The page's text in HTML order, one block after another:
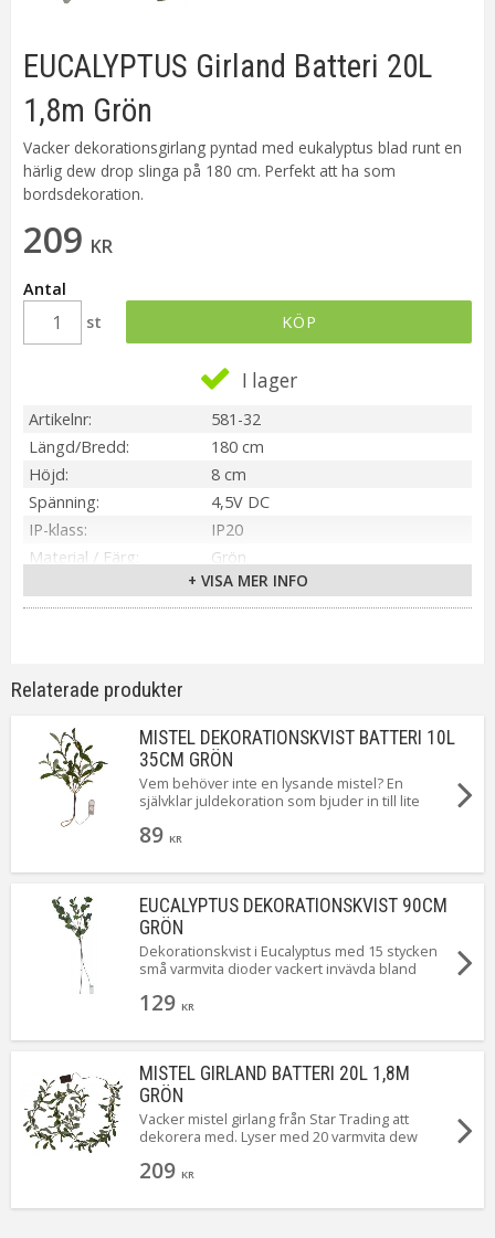
EUCALYPTUS Girland Batteri 20L
1,8m Grön
Vacker dekorationsgirlang pyntad med eukalyptus blad runt en
härlig dew drop slinga på 180 cm. Perfekt att ha som
bordsdekoration.
209 KR
Antal
st
KÖP
I lager
Artikelnr
581-32
Längd/Bredd
180 cm
Höjd
8 cm
Spänning
4,5V DC
IP-klass
IP20
Material / Färg
Grön
Inbyggd LED
Sockel
Integrerad
On/Off
Kabellängd
Batteri
3st AA ingår ej. Livstid ca 80h.
Anpassad för
Inomhus
Tillverkare
Star Trading AB
+ VISA MER INFO
Relaterade produkter
MISTEL DEKORATIONSKVIST BATTERI 10L
35CM GRÖN
Vem behöver inte en lysande mistel? En
självklar juldekoration som bjuder in till lite
89 KR
EUCALYPTUS DEKORATIONSKVIST 90CM
GRÖN
Dekorationskvist i Eucalyptus med 15 stycken
små varmvita dioder vackert invävda bland
inbyggd timer så du enkelt kan bestämma när
129 KR
MISTEL GIRLAND BATTERI 20L 1,8M
GRÖN
Vacker mistel girlang från Star Trading att
dekorera med. Lyser med 20 varmvita dew
med timer eller utan.
209 KR